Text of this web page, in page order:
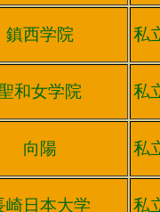
鎮西学院 私
和女学院 私
向陽 私
崎日本大学 私